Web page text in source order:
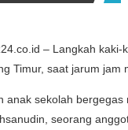
– Langkah kaki-
Timur, saat jarum jam
anak sekolah
seorang